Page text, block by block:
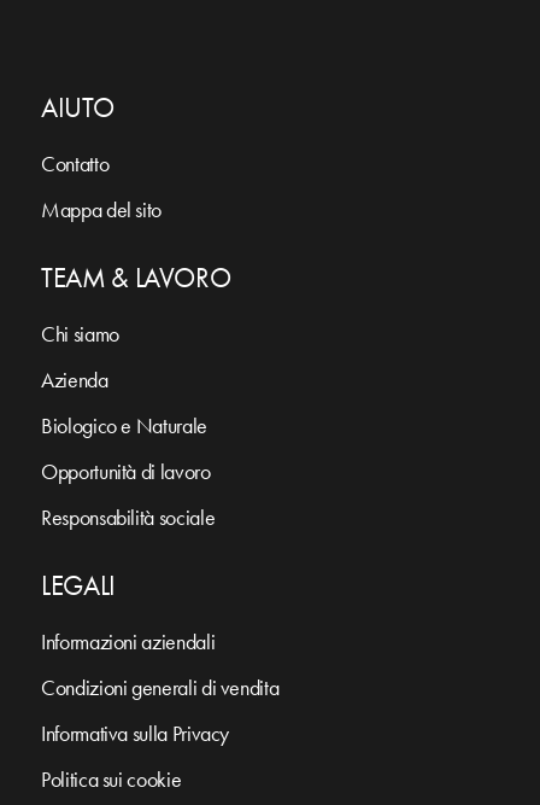
AIUTO
Contatto
Mappa del sito
TEAM & LAVORO
Chi siamo
Azienda
Biologico e Naturale
Opportunità di lavoro
Responsabilità sociale
LEGALI
Informazioni aziendali
Condizioni generali di vendita
Informativa sulla Privacy
Politica sui cookie